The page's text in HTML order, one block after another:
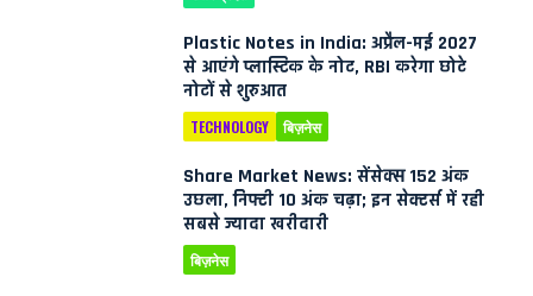
Plastic Notes in India: अप्रैल-मई 2027
से आएंगे प्लास्टिक के नोट, RBI करेगा छोटे
नोटों से शुरुआत
TECHNOLOGY बिज़नेस
Share Market News: सेंसेक्स 152 अंक
उछला, निफ्टी 10 अंक चढ़ा; इन सेक्टर्स में रही
सबसे ज्यादा खरीदारी
बिज़नेस